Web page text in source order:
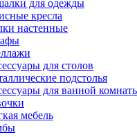
для одежды
кресла
настенные
для столов
подстолья
для ванной
мебель